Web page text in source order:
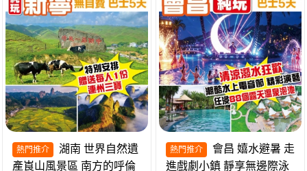
熱門推介
產崀山風景區 南方的呼倫
熱門推介
進戲劇小鎮 靜享無邊際泳